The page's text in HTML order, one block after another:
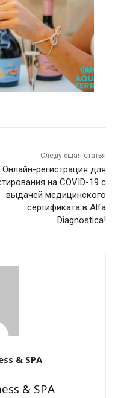
Следующая статья
Онлайн-регистрация для
на COVID-19 с
выдачей медицинского
сертификата в Alfa
Diagnostica!
& SPA
& SPA